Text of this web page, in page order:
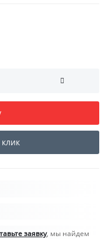
заявку, мы найдем